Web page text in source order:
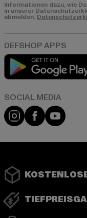
Informationen dazu, wie
in unserer
abmelden.
Instagram
Facebook